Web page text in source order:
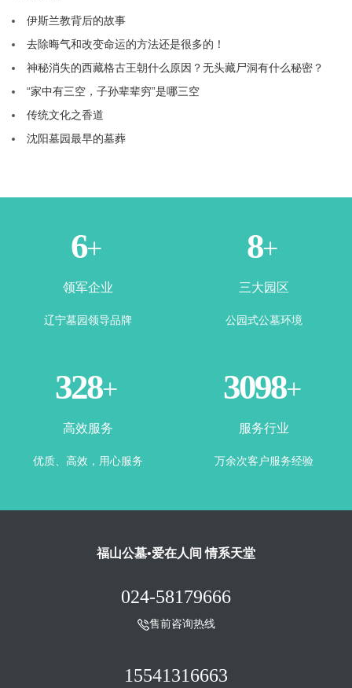
伊斯兰教背后的故事
去除晦气和改变命运的方法还是很多的！
神秘消失的西藏格古王朝什么原因？无头藏尸洞有什么秘密？
“家中有三空，子孙辈辈穷”是哪三空
传统文化之香道
沈阳墓园最早的墓葬
1+
领军企业
辽宁墓园领导品牌
3+
三大园区
公园式公墓环境
365+
高效服务
优质、高效，用心服务
3500+
服务行业
万余次客户服务经验
福山公墓•爱在人间 情系天堂
024-58179666
售前咨询热线
15541316663